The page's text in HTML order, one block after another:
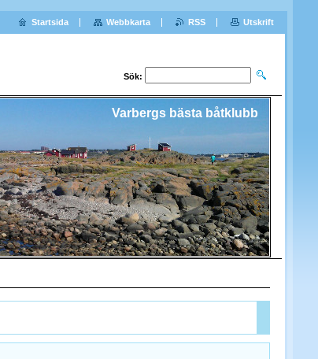
Sök:
Varbergs bästa båtklubb
Startsida Webbkarta RSS Utskrift